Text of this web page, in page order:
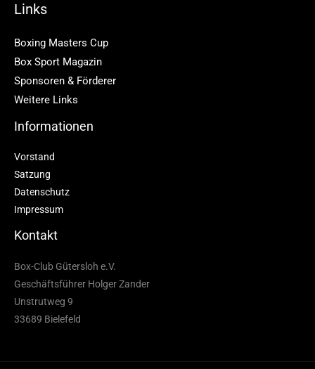
Links
Boxing Masters Cup
Box Sport Magazin
Sponsoren & Förderer
Weitere Links
Informationen
Vorstand
Satzung
Datenschutz
Impressum
Kontakt
Box-Club Gütersloh e.V.
Geschäftsführer Holger Zander
Unstrutweg 9
33689 Bielefeld